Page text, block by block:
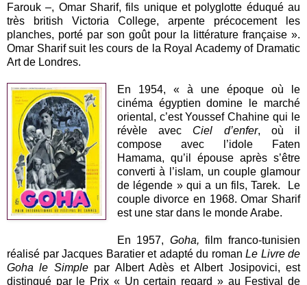
Farouk –, Omar Sharif, fils unique et polyglotte éduqué au
très british Victoria College, arpente précocement les
planches, porté par son goût pour la littérature française ».
Omar Sharif suit les cours de la Royal Academy of Dramatic
Art de Londres.
En 1954, « à une époque où le
cinéma égyptien domine le marché
oriental, c’est Youssef Chahine qui le
révèle avec Ciel d’enfer, où il
compose avec l’idole Faten
Hamama, qu’il épouse après s’être
converti à l’islam, un couple glamour
de légende » qui a un fils, Tarek. Le
couple divorce en 1968. Omar Sharif
est une star dans le monde Arabe.
En 1957, Goha, film franco-tunisien
réalisé par Jacques Baratier et adapté du roman Le Livre de
Goha le Simplepar Albert Adès et Albert Josipovici, est
distingué par le Prix « Un certain regard » au Festival de